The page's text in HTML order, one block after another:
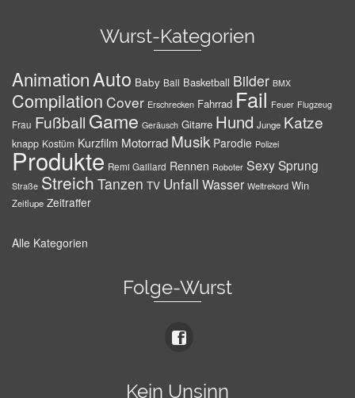
Wurst-Kategorien
AnimationAuto Baby Ball Basketball Bilder BMX
Compilation Cover Erschrecken Fahrrad Fail Feuer Flugzeug
Frau Fußball Game Geräusch Gitarre Hund Junge Katze
knapp Kostüm Kurzfilm Motorrad Musik Parodie Polizei
Produkte Remi Gaillard Rennen Roboter SexySprung
Straße Streich Tanzen TV Unfall Wasser Weltrekord Win
Zeitlupe Zeitraffer
Alle Kategorien
Folge-Wurst
Kein Unsinn